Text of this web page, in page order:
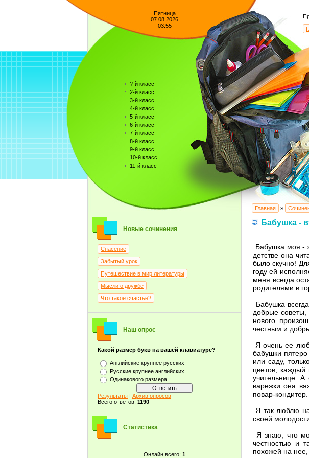
Пятница
07.08.2026
03:55
?-й класс
2-й класс
3-й класс
4-й класс
5-й класс
6-й класс
7-й класс
8-й класс
9-й класс
10-й класс
11-й класс
Новые сочинения
Спасение
Забытый урок
Путешествие в мир литературы
Мысли о дружбе
Что такое счастье?
Наш опрос
Какой размер букв на вашей клавиатуре?
Английские крупнее русских
Русские крупнее английских
Одинакового размера
Результаты | Архив опросов
Всего ответов: 1190
Статистика
Онлайн всего: 1
Главная »
Бабушка -
Бабушка моя -
детстве она
было скучно!
году ей
меня всегда
родителями в
Бабушка
добрые
нового
честным и
Я очень ее
бабушки
или саду,
цветов,
учительнице.
варежки она
повар-
Я так люблю
своей
Я знаю, что
честностью и
похожей на нее,